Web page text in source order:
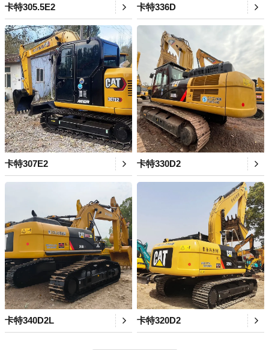
卡特305.5E2 卡特336D
卡特307E2 卡特330D2
卡特340D2L 卡特320D2